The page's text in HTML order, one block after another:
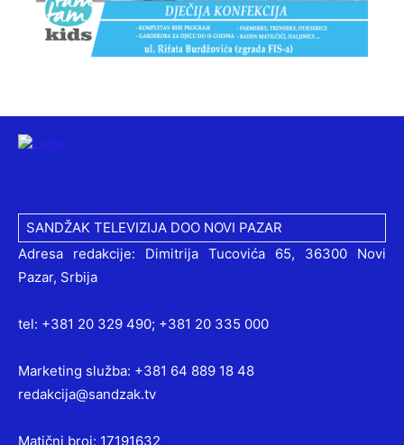
SANDŽAK TELEVIZIJA DOO NOVI PAZAR
Adresa redakcije: Dimitrija Tucovića 65, 36300 Novi
Pazar, Srbija
tel: +381 20 329 490; +381 20 335 000
Marketing služba: +381 64 889 18 48
redakcija@sandzak.tv
Matični broj: 17191632